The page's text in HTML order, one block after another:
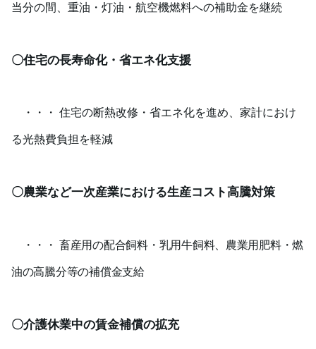
当分の間、重油・灯油・航空機燃料への補助金を継続
〇住宅の長寿命化・省エネ化支援
・・・ 住宅の断熱改修・省エネ化を進め、家計におけ
る光熱費負担を軽減
〇農業など一次産業における生産コスト高騰対策
・・・ 畜産用の配合飼料・乳用牛飼料、農業用肥料・燃
油の高騰分等の補償金支給
〇介護休業中の賃金補償の拡充